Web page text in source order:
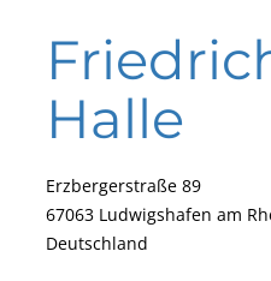
Jetzt kostenfreies
Messestraße 10
06116 Halle (Saale)
Zum Messebericht
Halle
Erzbergerstraße 89
67063 Ludwigshafen am
Deutschland